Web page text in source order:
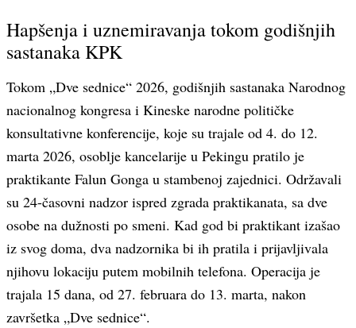
Hapšenja i uznemiravanja tokom godišnjih
sastanaka KPK
Tokom „Dve sednice“ 2026, godišnjih sastanaka Narodnog
nacionalnog kongresa i Kineske narodne političke
konsultativne konferencije, koje su trajale od 4. do 12.
marta 2026, osoblje kancelarije u Pekingu pratilo je
praktikante Falun Gonga u stambenoj zajednici. Održavali
su 24-časovni nadzor ispred zgrada praktikanata, sa dve
osobe na dužnosti po smeni. Kad god bi praktikant izašao
iz svog doma, dva nadzornika bi ih pratila i prijavljivala
njihovu lokaciju putem mobilnih telefona. Operacija je
trajala 15 dana, od 27. februara do 13. marta, nakon
završetka „Dve sednice“.